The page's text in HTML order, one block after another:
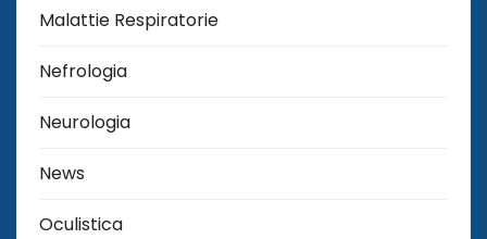
Malattie Respiratorie
Nefrologia
Neurologia
News
Oculistica